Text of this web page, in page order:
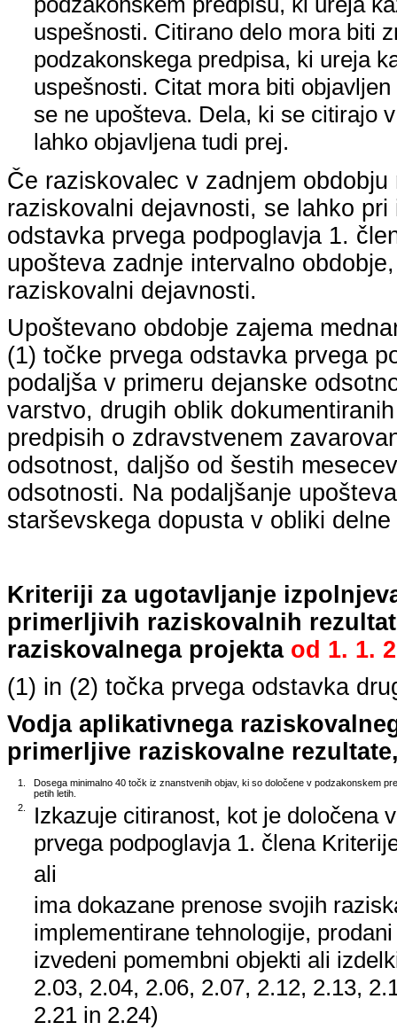
uspešnosti. Citirano delo mora biti
podzakonskega predpisa, ki ureja
uspešnosti. Citat mora biti
se ne upošteva. Dela, ki se citirajo
lahko objavljena tudi prej.
Če raziskovalec v zadnjem
raziskovalni dejavnosti, se lahko
odstavka prvega podpoglavja 1.
upošteva zadnje intervalno
raziskovalni dejavnosti.
Upoštevano obdobje zajema
(1) točke prvega odstavka prvega
podaljša v primeru dejanske
varstvo, drugih oblik
predpisih o zdravstvenem
odsotnost, daljšo od šestih
odsotnosti. Na podaljšanje
starševskega dopusta v obliki
Kriteriji za ugotavljanje
primerljivih raziskovalnih
raziskovalnega projekta od 1. 1.
(1) in (2) točka prvega odstavka
Vodja aplikativnega
primerljive raziskovalne
1.
Dosega minimalno 40 točk iz znanstvenih objav, ki so določene v podzakonskem
petih letih.
2.
Izkazuje citiranost, kot je določena
prvega podpoglavja 1. člena
ali
ima dokazane prenose svojih
implementirane tehnologije,
izvedeni pomembni objekti ali
2.03, 2.04, 2.06, 2.07, 2.12, 2.13,
2.21 in 2.24)